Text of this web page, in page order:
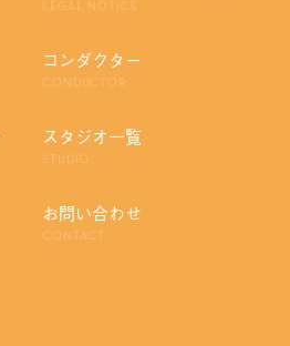
コンダクター
CONDUCTOR
スタジオ一覧
STUDIO
LEGAL NOTICE
お問い合わせ
CONTACT